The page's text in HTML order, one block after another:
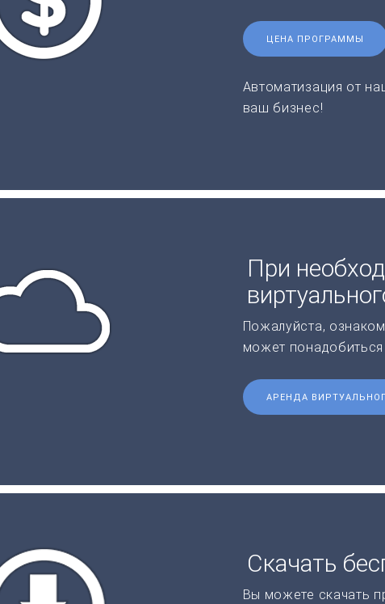
ЦЕНА ПРОГРАММЫ
Автоматизация от
ваш бизнес!
При
Пожалуйста,
может
АРЕНДА
Скачать
Вы можете скачать